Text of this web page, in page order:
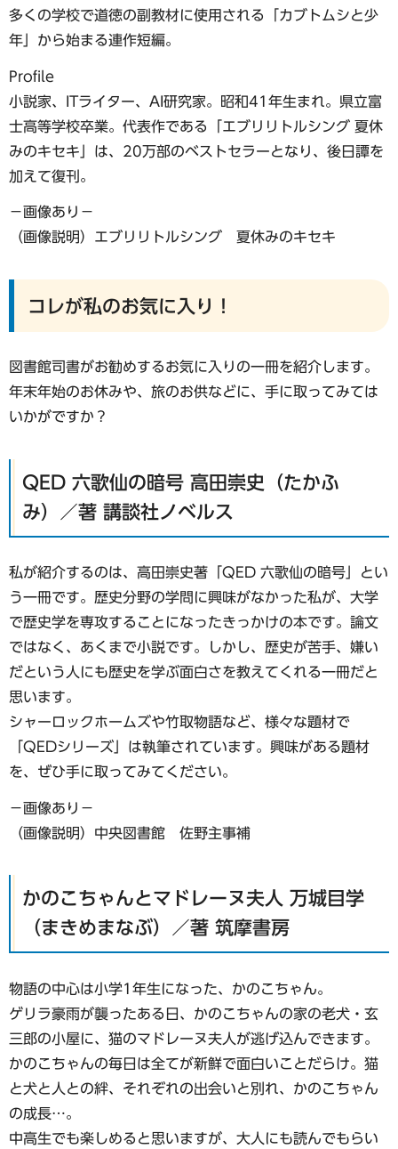
多くの学校で道徳の副教材に使用される「カブトムシと少
年」から始まる連作短編。
Profile
小説家、ITライター、AI研究家。昭和41年生まれ。県立富
士高等学校卒業。代表作である「エブリリトルシング 夏休
みのキセキ」は、20万部のベストセラーとなり、後日譚を
加えて復刊。
−画像あり−
（画像説明）エブリリトルシング 夏休みのキセキ
コレが私のお気に入り！
図書館司書がお勧めするお気に入りの一冊を紹介します。
年末年始のお休みや、旅のお供などに、手に取ってみては
いかがですか？
QED 六歌仙の暗号 高田崇史（たかふ
み）／著 講談社ノベルス
私が紹介するのは、高田崇史著「QED 六歌仙の暗号」とい
う一冊です。歴史分野の学問に興味がなかった私が、大学
で歴史学を専攻することになったきっかけの本です。論文
ではなく、あくまで小説です。しかし、歴史が苦手、嫌い
だという人にも歴史を学ぶ面白さを教えてくれる一冊だと
思います。
シャーロックホームズや竹取物語など、様々な題材で
「QEDシリーズ」は執筆されています。興味がある題材
を、ぜひ手に取ってみてください。
−画像あり−
（画像説明）中央図書館 佐野主事補
かのこちゃんとマドレーヌ夫人 万城目学
（まきめまなぶ）／著 筑摩書房
物語の中心は小学1年生になった、かのこちゃん。
ゲリラ豪雨が襲ったある日、かのこちゃんの家の老犬・玄
三郎の小屋に、猫のマドレーヌ夫人が逃げ込んできます。
かのこちゃんの毎日は全てが新鮮で面白いことだらけ。猫
と犬と人との絆、それぞれの出会いと別れ、かのこちゃん
の成長…。
中高生でも楽しめると思いますが、大人にも読んでもらい